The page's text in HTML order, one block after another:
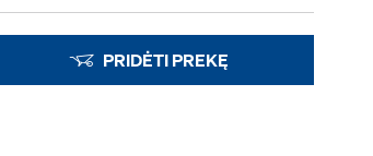
PRIDĖTI PREKĘ